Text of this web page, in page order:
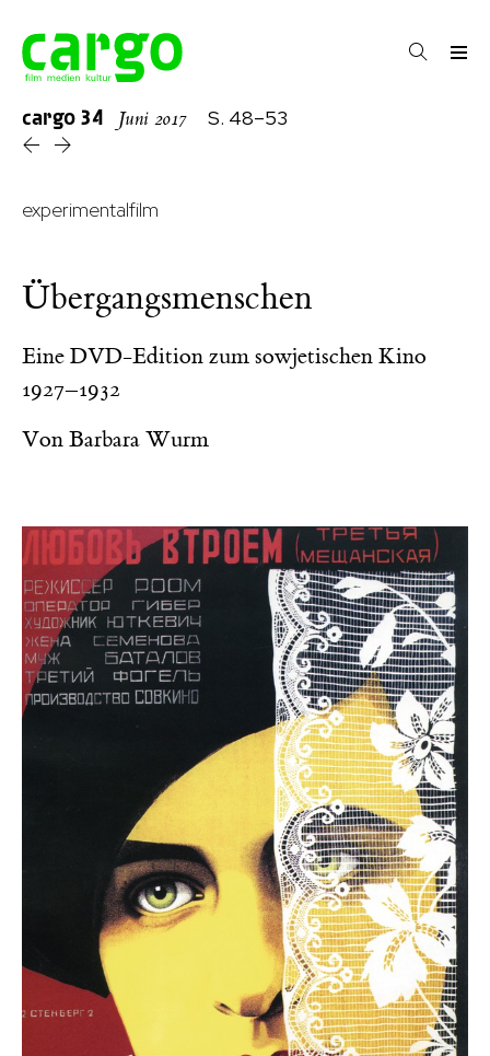
cargo 34 Juni 2017 S. 48–53
experimentalfilm
Übergangsmenschen
Eine DVD-Edition zum sowjetischen Kino
1927–1932
Von Barbara Wurm